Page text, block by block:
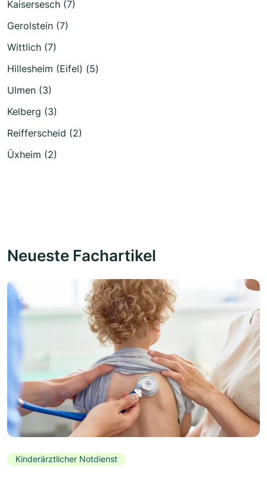
Kaisersesch (7)
Gerolstein (7)
Wittlich (7)
Hillesheim (Eifel) (5)
Ulmen (3)
Kelberg (3)
Reifferscheid (2)
Üxheim (2)
Neueste Fachartikel
Kinderärztlicher Notdienst